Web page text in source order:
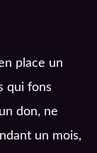
place un
qui fons
don, ne
un mois,